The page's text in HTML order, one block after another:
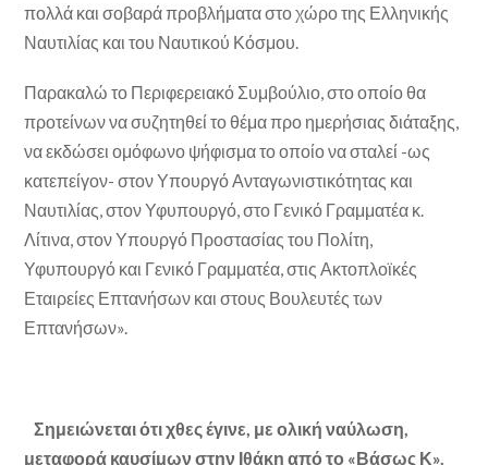
πολλά και σοβαρά προβλήματα στο χώρο της Ελληνικής
Ναυτιλίας και του Ναυτικού Κόσμου.
Παρακαλώ το Περιφερειακό Συμβούλιο, στο οποίο θα
προτείνων να συζητηθεί το θέμα προ ημερήσιας διάταξης,
να εκδώσει ομόφωνο ψήφισμα το οποίο να σταλεί -ως
κατεπείγον- στον Υπουργό Ανταγωνιστικότητας και
Ναυτιλίας, στον Υφυπουργό, στο Γενικό Γραμματέα κ.
Λίτινα, στον Υπουργό Προστασίας του Πολίτη,
Υφυπουργό και Γενικό Γραμματέα, στις Ακτοπλοϊκές
Εταιρείες Επτανήσων και στους Βουλευτές των
Επτανήσων».
Σημειώνεται ότι χθες έγινε, με ολική ναύλωση,
μεταφορά καυσίμων στην Ιθάκη από το «Βάσως Κ».